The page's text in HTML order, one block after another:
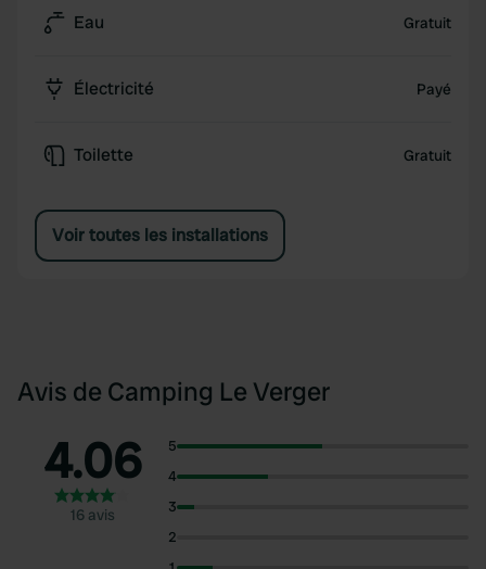
Eau Gratuit
Électricité Payé
Toilette Gratuit
Voir toutes les installations
Avis de Camping Le Verger
4.06
16 avis
5
4
3
2